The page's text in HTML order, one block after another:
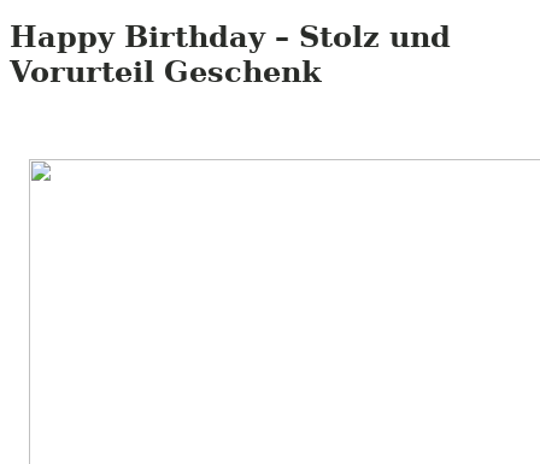
Happy Birthday – Stolz und
Vorurteil Geschenk